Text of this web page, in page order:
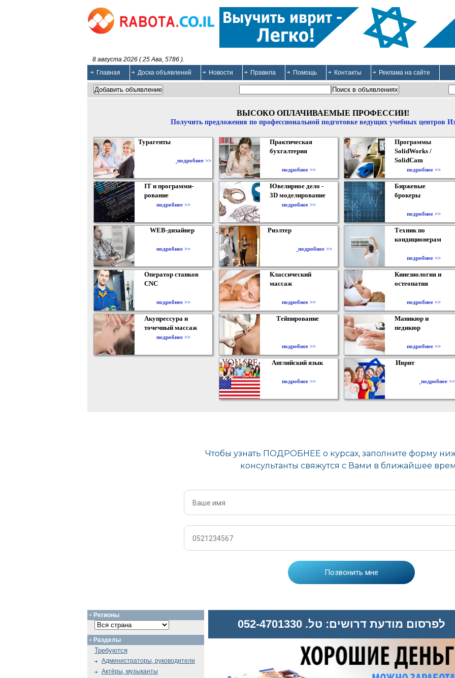
8 августа 2026 ( 25 Ава, 5786 ).
Главная
Доска объявлений Новости Правила Помощь Контакты Реклама на сайте
ВЫСОКО ОПЛАЧИВАЕМЫЕ ПРОФЕССИИ!
Получить предложения по профессиональной подготовке ведущих учебных центров
Турагенты
подробнее >>
Практическая
бухгалтерия
подробнее >>
Программы
SolidWorks /
SolidCam
подробнее >>
IT и программи-
рование
подробнее >>
Ювелирное дело -
3D моделирование
подробнее >>
Биржевые
брокеры
подробнее >>
WEB-дизайнер
подробнее >>
Риэлтер
подробнее >>
Техник по
кондиционерам
подробнее >>
Оператор станков
CNC
подробнее >>
Классический
массаж
подробнее >>
Кинезиология и
остеопатия
подробнее >>
Акупрессура и
точечный массаж
подробнее >>
Тейпирование
подробнее >>
Маникюр и
педикюр
подробнее >>
Английский язык
подробнее >>
Иврит
подробнее >>
לפרסום מודעת דרושים: טל. 052-4701330
Регионы
Разделы
Требуются
Администраторы, руководители
Актёры, музыканты